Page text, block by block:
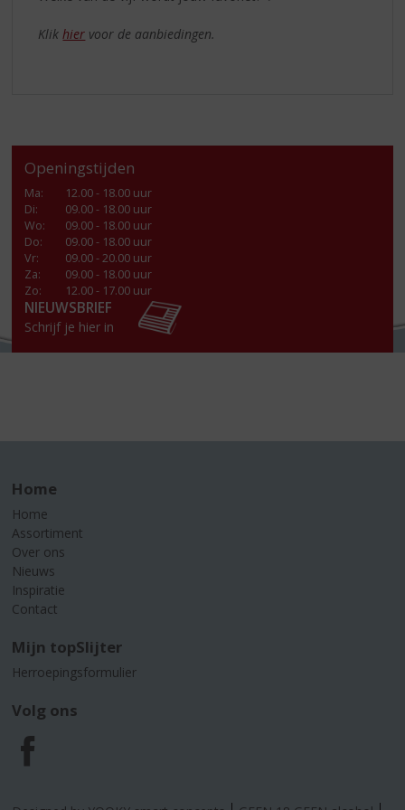
Klikhier voor de aanbiedingen.
Openingstijden
Ma:
12.00 - 18.00 uur
Di:
09.00 - 18.00 uur
Wo:
09.00 - 18.00 uur
Do:
09.00 - 18.00 uur
Vr:
09.00 - 20.00 uur
Za:
09.00 - 18.00 uur
Zo:
12.00 - 17.00 uur
NIEUWSBRIEF
Schrijf je hier in
Home
Home
Assortiment
Over ons
Nieuws
Inspiratie
Contact
Mijn topSlijter
Herroepingsformulier
Volg ons
F
a